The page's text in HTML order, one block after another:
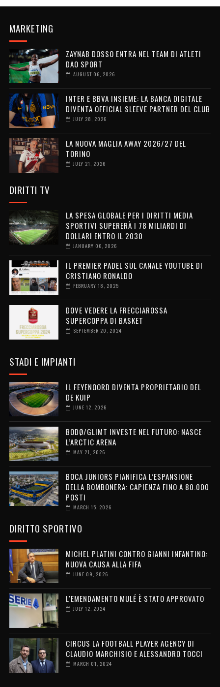
MARKETING
ZAYNAB DOSSO ENTRA NEL TEAM DI ATLETI
DAO SPORT
AUGUST 06, 2026
INTER E BBVA INSIEME: LA BANCA DIGITALE
DIVENTA OFFICIAL SLEEVE PARTNER DEL CLUB
JULY 28, 2026
LA NUOVA MAGLIA AWAY 2026/27 DEL
TORINO
JULY 21, 2026
DIRITTI TV
LA SPESA GLOBALE PER I DIRITTI MEDIA
SPORTIVI SUPERERÀ I 78 MILIARDI DI
DOLLARI ENTRO IL 2030
JANUARY 06, 2026
IL PREMIER PADEL SUL CANALE YOUTUBE DI
CRISTIANO RONALDO
FEBRUARY 18, 2025
DOVE VEDERE LA FRECCIAROSSA
SUPERCOPPA DI BASKET
SEPTEMBER 20, 2024
STADI E IMPIANTI
IL FEYENOORD DIVENTA PROPRIETARIO DEL
DE KUIP
JUNE 12, 2026
BODØ/GLIMT INVESTE NEL FUTURO: NASCE
L’ARCTIC ARENA
MAY 21, 2026
BOCA JUNIORS PIANIFICA L’ESPANSIONE
DELLA BOMBONERA: CAPIENZA FINO A 80.000
POSTI
MARCH 15, 2026
DIRITTO SPORTIVO
MICHEL PLATINI CONTRO GIANNI INFANTINO:
NUOVA CAUSA ALLA FIFA
JUNE 09, 2026
L'EMENDAMENTO MULÉ È STATO APPROVATO
JULY 12, 2024
CIRCUS LA FOOTBALL PLAYER AGENCY DI
CLAUDIO MARCHISIO E ALESSANDRO TOCCI
MARCH 01, 2024